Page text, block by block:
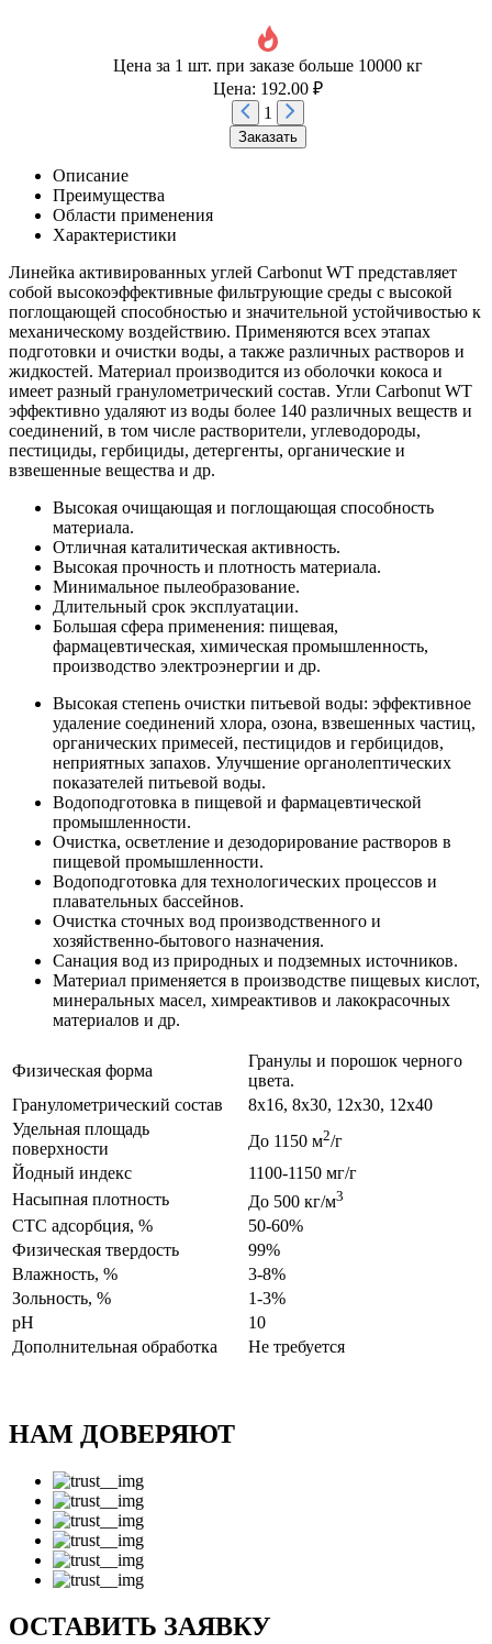
Цена за 1 шт. при заказе больше 10000 кг
Цена: 192.00 ₽
1
Заказать
Описание
Преимущества
Области применения
Характеристики
Линейка активированных углей Carbonut WT представляет
собой высокоэффективные фильтрующие среды с высокой
поглощающей способностью и значительной устойчивостью к
механическому воздействию. Применяются всех этапах
подготовки и очистки воды, а также различных растворов и
жидкостей. Материал производится из оболочки кокоса и
имеет разный гранулометрический состав. Угли Carbonut WT
эффективно удаляют из воды более 140 различных веществ и
соединений, в том числе растворители, углеводороды,
пестициды, гербициды, детергенты, органические и
взвешенные вещества и др.
Высокая очищающая и поглощающая способность
материала.
Отличная каталитическая активность.
Высокая прочность и плотность материала.
Минимальное пылеобразование.
Длительный срок эксплуатации.
Большая сфера применения: пищевая,
фармацевтическая, химическая промышленность,
производство электроэнергии и др.
Высокая степень очистки питьевой воды: эффективное
удаление соединений хлора, озона, взвешенных частиц,
органических примесей, пестицидов и гербицидов,
неприятных запахов. Улучшение органолептических
показателей питьевой воды.
Водоподготовка в пищевой и фармацевтической
промышленности.
Очистка, осветление и дезодорирование растворов в
пищевой промышленности.
Водоподготовка для технологических процессов и
плавательных бассейнов.
Очистка сточных вод производственного и
хозяйственно-бытового назначения.
Санация вод из природных и подземных источников.
Материал применяется в производстве пищевых кислот,
минеральных масел, химреактивов и лакокрасочных
материалов и др.
Физическая форма
Гранулы и порошок черного
цвета.
Гранулометрический состав
8х16, 8х30, 12х30, 12х40
Удельная площадь
поверхности
До 1150 м2/г
Йодный индекс
1100-1150 мг/г
Насыпная плотность
До 500 кг/м3
СТС адсорбция, %
50-60%
Физическая твердость
99%
Влажность, %
3-8%
Зольность, %
1-3%
pH
10
Дополнительная обработка
Не требуется
НАМ ДОВЕРЯЮТ
ОСТАВИТЬ ЗАЯВКУ